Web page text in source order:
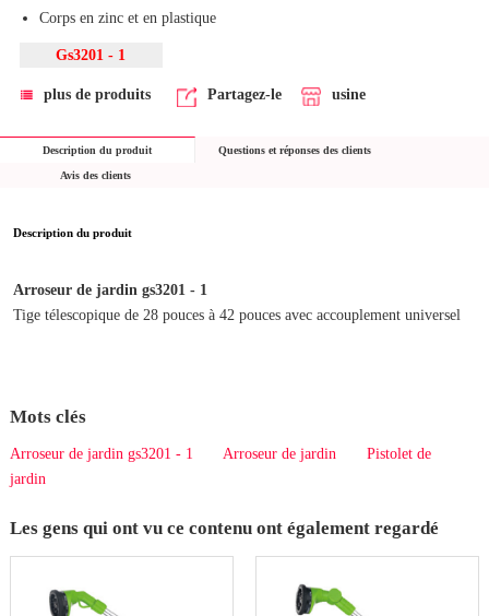
Corps en zinc et en plastique
Gs3201 - 1
plus de produits Partagez-le usine
Description du produit Questions et réponses des clients
Avis des clients
Description du produit
Arroseur de jardin gs3201 - 1
Tige télescopique de 28 pouces à 42 pouces avec accouplement universel
Mots clés
Arroseur de jardin gs3201 - 1 Arroseur de jardin
Pistolet de
jardin
Les gens qui ont vu ce contenu ont également regardé